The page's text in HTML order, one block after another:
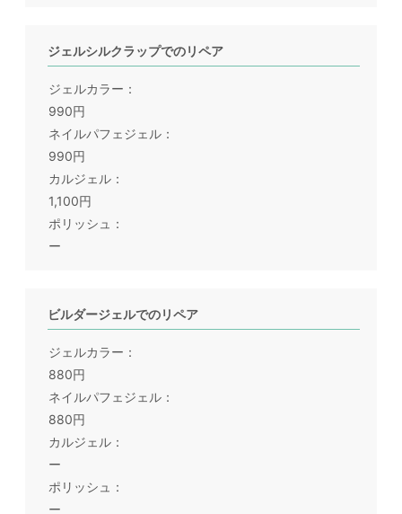
ジェルシルクラップでのリペア
ジェルカラー
990円
ネイルパフェジェル
990円
カルジェル
1,100円
ポリッシュ
ー
ビルダージェルでのリペア
ジェルカラー
880円
ネイルパフェジェル
880円
カルジェル
ー
ポリッシュ
ー